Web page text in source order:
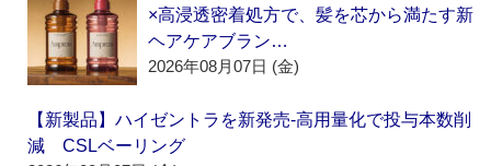
×高浸透密着処方で、髪を芯から満たす新
ヘアケアブラン…
2026年08月07日 (金)
【新製品】ハイゼントラを新発売‐高用量化で投与本数削
減 CSLベーリング